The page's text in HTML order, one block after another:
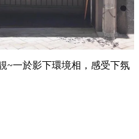
~一於影下環境相，感受下氛